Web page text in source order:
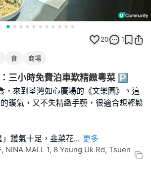
20 1
食 商場
三小時免費泊車歎精緻粵菜 🅿️
來到荃灣如心廣場的《文樂園》。這
鑊氣，又不失精緻手藝，很適合想輕鬆
鑊氣十足，韭菜花... 更多
NINA MALL 1, 8 Yeung Uk Rd, Tsuen